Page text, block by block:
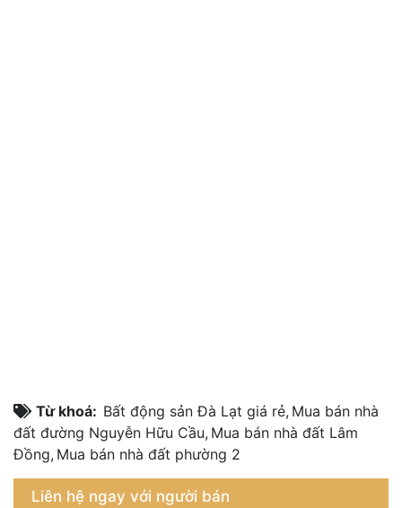
Từ khoá: Bất động sản Đà Lạt giá rẻ, Mua bán nhà
đất đường Nguyễn Hữu Cầu, Mua bán nhà đất Lâm
Đồng, Mua bán nhà đất phường 2
Liên hệ ngay với người bán